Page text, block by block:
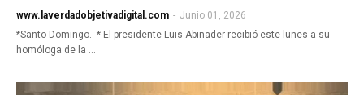
www.laverdadobjetivadigital.com - Junio 01, 2026
*Santo Domingo. -* El presidente Luis Abinader recibió este lunes a su
homóloga de la …